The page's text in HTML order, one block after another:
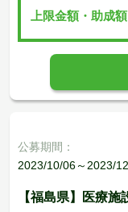
上限金額・助成額
公募期間：
2023/10/06～2023/
【福島県】医療